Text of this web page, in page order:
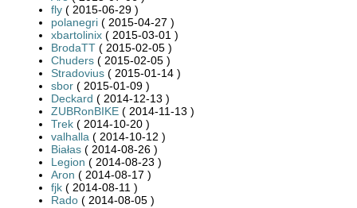
fly ( 2015-06-29 )
polanegri ( 2015-04-27 )
xbartolinix ( 2015-03-01 )
BrodaTT ( 2015-02-05 )
Chuders ( 2015-02-05 )
Stradovius ( 2015-01-14 )
sbor ( 2015-01-09 )
Deckard ( 2014-12-13 )
ZUBRonBIKE ( 2014-11-13 )
Trek ( 2014-10-20 )
valhalla ( 2014-10-12 )
Białas ( 2014-08-26 )
Legion ( 2014-08-23 )
Aron ( 2014-08-17 )
fjk ( 2014-08-11 )
Rado ( 2014-08-05 )